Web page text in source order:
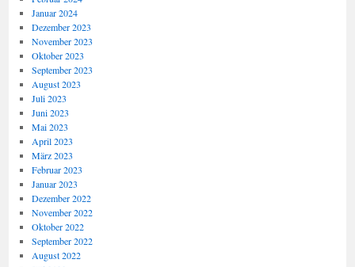
Januar 2024
Dezember 2023
November 2023
Oktober 2023
September 2023
August 2023
Juli 2023
Juni 2023
Mai 2023
April 2023
März 2023
Februar 2023
Januar 2023
Dezember 2022
November 2022
Oktober 2022
September 2022
August 2022